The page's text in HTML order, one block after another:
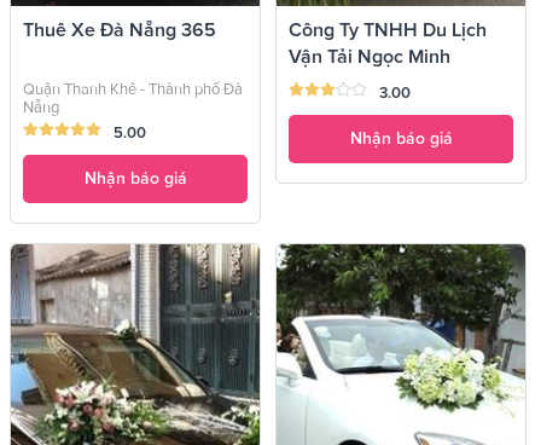
Thuê Xe Đà Nẵng 365
Quận Thanh Khê - Thành phố Đà
Nẵng
5.00
Nhận báo giá
Công Ty TNHH Du Lịch
Vận Tải Ngọc Minh
3.00
Nhận báo giá